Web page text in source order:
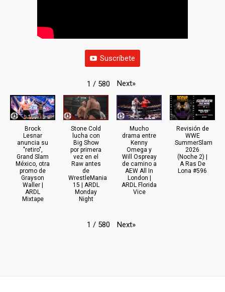
Suscríbete
1 / 580 Next»
Brock
Lesnar
anuncia su
"retiro",
Grand Slam
México, otra
promo de
Grayson
Waller |
ARDL
Mixtape
Stone Cold
lucha con
Big Show
por primera
vez en el
Raw antes
de
WrestleMania
15 | ARDL
Monday
Night
Mucho
drama entre
Kenny
Omega y
Will Ospreay
de camino a
AEW All In
London |
ARDL Florida
Vice
Revisión de
WWE
SummerSlam
2026
(Noche 2) |
A Ras De
Lona #596
1 / 580 Next»